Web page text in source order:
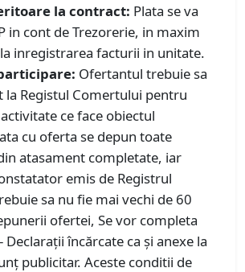
la contract: Plata se va
in cont de Trezorerie, in maxim
inregistrarea facturii in unitate.
Ofertantul trebuie sa
Registul Comertului pentru
ce face obiectul
cu oferta se depun toate
atasament completate, iar
emis de Registrul
sa nu fie mai vechi de 60
ofertei, Se vor completa
Declarații încărcate ca și anexe la
publicitar. Aceste conditii de